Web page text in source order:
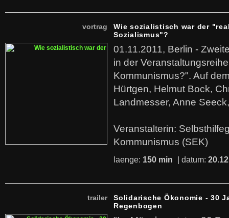
vortrag
Wie sozialistisch war der
Sozialismus"?
01.11.2011, Berlin -
in der
Kommunismus?". Auf
Hürtgen, Helmut Bock,
Landmesser, Anne
Veranstalterin:
Kommunismus (SEK)
laenge: 150 min | datum:
trailer
Solidarische Ökonomie - 30
Regenbogen